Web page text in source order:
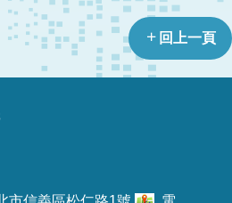
回上一頁